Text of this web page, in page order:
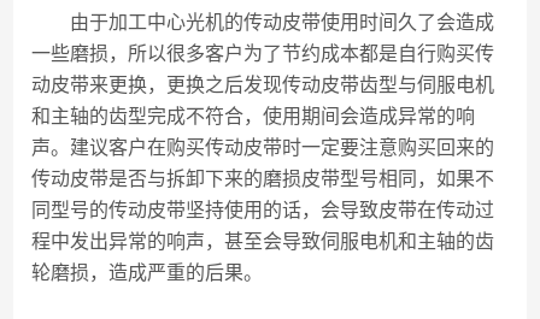
由于加工中心光机的传动皮带使用时间久了会造成
一些磨损，所以很多客户为了节约成本都是自行购买传
动皮带来更换，更换之后发现传动皮带齿型与伺服电机
和主轴的齿型完成不符合，使用期间会造成异常的响
声。建议客户在购买传动皮带时一定要注意购买回来的
传动皮带是否与拆卸下来的磨损皮带型号相同，如果不
同型号的传动皮带坚持使用的话，会导致皮带在传动过
程中发出异常的响声，甚至会导致伺服电机和主轴的齿
轮磨损，造成严重的后果。